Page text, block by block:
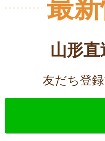
最
山形
友だち登